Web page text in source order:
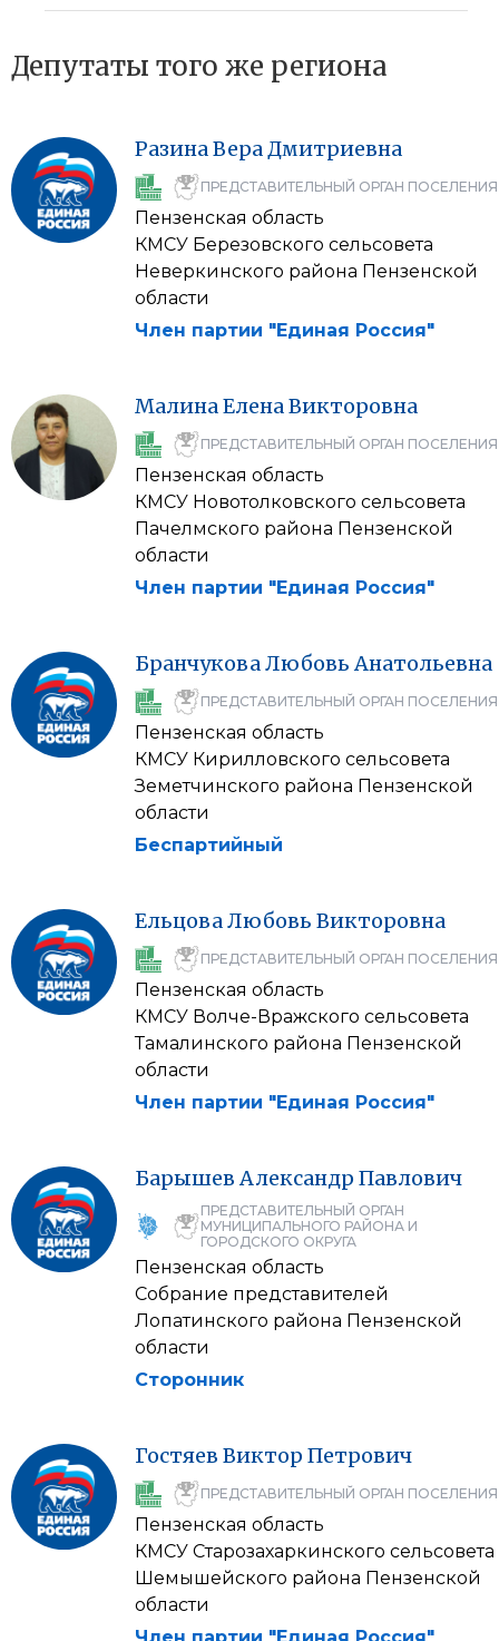
Депутаты того же региона
РазинаВераДмитриевна
ПРЕДСТАВИТЕЛЬНЫЙ ОРГАН ПОСЕЛЕНИЯ
Пензенская область
КМСУ Березовского сельсовета
Неверкинского района Пензенской
области
Член партии "Единая Россия"
МалинаЕленаВикторовна
ПРЕДСТАВИТЕЛЬНЫЙ ОРГАН ПОСЕЛЕНИЯ
Пензенская область
КМСУ Новотолковского сельсовета
Пачелмского района Пензенской
области
Член партии "Единая Россия"
БранчуковаЛюбовь Анатольевна
ПРЕДСТАВИТЕЛЬНЫЙ ОРГАН ПОСЕЛЕНИЯ
Пензенская область
КМСУ Кирилловского сельсовета
Земетчинского района Пензенской
области
Беспартийный
ЕльцоваЛюбовь Викторовна
ПРЕДСТАВИТЕЛЬНЫЙ ОРГАН ПОСЕЛЕНИЯ
Пензенская область
КМСУ Волче-Вражского сельсовета
Тамалинского района Пензенской
области
Член партии "Единая Россия"
Барышев Александр Павлович
ПРЕДСТАВИТЕЛЬНЫЙ ОРГАН
МУНИЦИПАЛЬНОГО РАЙОНА И
ГОРОДСКОГО ОКРУГА
Пензенская область
Собрание представителей
Лопатинского района Пензенской
области
Сторонник
Гостяев Виктор Петрович
ПРЕДСТАВИТЕЛЬНЫЙ ОРГАН ПОСЕЛЕНИЯ
Пензенская область
КМСУ Старозахаркинского сельсовета
Шемышейского района Пензенской
области